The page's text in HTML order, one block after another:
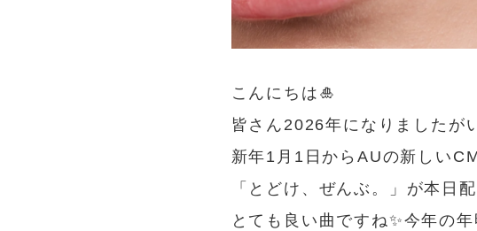
こんにちは🎍
皆さん2026年になりましたが
新年1月1日からAUの新しい
「とどけ、ぜんぶ。」が本日
とても良い曲ですね✨今年の